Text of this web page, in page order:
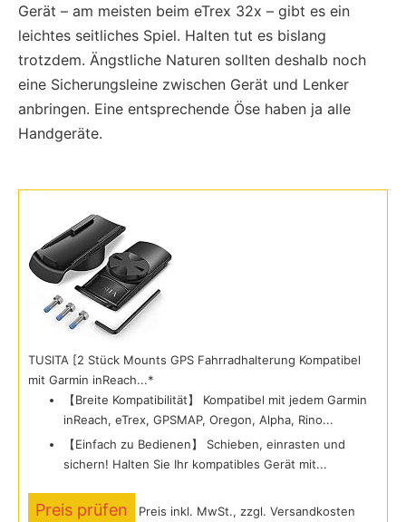
Gerät – am meisten beim eTrex 32x – gibt es ein
leichtes seitliches Spiel. Halten tut es bislang
trotzdem. Ängstliche Naturen sollten deshalb noch
eine Sicherungsleine zwischen Gerät und Lenker
anbringen. Eine entsprechende Öse haben ja alle
Handgeräte.
TUSITA [2 Stück Mounts GPS Fahrradhalterung Kompatibel
mit Garmin inReach...*
【Breite Kompatibilität】 Kompatibel mit jedem Garmin
inReach, eTrex, GPSMAP, Oregon, Alpha, Rino...
【Einfach zu Bedienen】 Schieben, einrasten und
sichern! Halten Sie Ihr kompatibles Gerät mit...
Preis prüfen Preis inkl. MwSt., zzgl. Versandkosten